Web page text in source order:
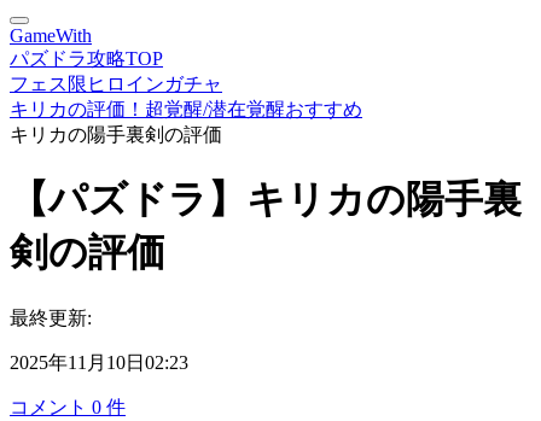
GameWith
パズドラ攻略TOP
フェス限ヒロインガチャ
キリカの評価！超覚醒/潜在覚醒おすすめ
キリカの陽手裏剣の評価
【パズドラ】キリカの陽手裏
剣の評価
最終更新:
2025年11月10日02:23
コメント 0 件